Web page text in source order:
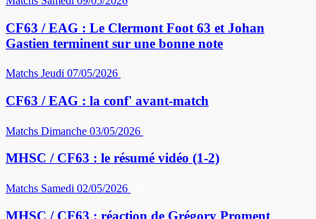
CF63 / EAG : Le Clermont Foot 63 et Johan
Gastien terminent sur une bonne note
Matchs Jeudi 07/05/2026
CF63 / EAG : la conf' avant-match
Matchs Dimanche 03/05/2026
MHSC / CF63 : le résumé vidéo (1-2)
Matchs Samedi 02/05/2026
MHSC / CF63 : réaction de Grégory Proment